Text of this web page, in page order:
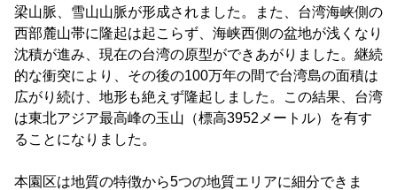
España
梁山脈、雪山山脈が形成されました。また、台湾海峡側の
西部麓山帯に隆起は起こらず、海峡西側の盆地が浅くなり
沈積が進み、現在の台湾の原型ができあがりました。継続
的な衝突により、その後の100万年の間で台湾島の面積は
広がり続け、地形も絶えず隆起しました。この結果、台湾
は東北アジア最高峰の玉山（標高3952メートル）を有す
ることになりました。
本園区は地質の特徴から5つの地質エリアに細分できま